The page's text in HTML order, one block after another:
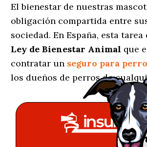
El bienestar de nuestras
obligación compartida entre
sociedad. En España, esta
Ley de Bienestar Animal que
contratar un seguro para
los dueños de perros de